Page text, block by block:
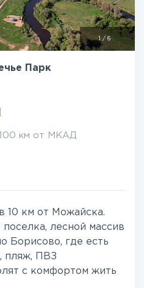
1 / 6
Парк
км от МКАД
10 км от Можайска.
лесной массив
Борисово, где есть
пляж, ПВЗ
с комфортом жить